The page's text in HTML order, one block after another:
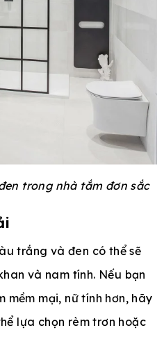
trong nhà tắm đơn sắc
trắng và đen có thể sẽ
và nam tính. Nếu bạn
mềm mại, nữ tính hơn, hãy
lựa chọn rèm trơn hoặc